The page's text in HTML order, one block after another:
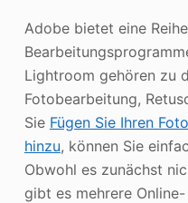
Adobe bietet eine
Lightroom gehören zu
Fotobearbeitung,
Sie Fügen Sie Ihren
hinzu, können Sie
Obwohl es zunächst
gibt es mehrere Online-